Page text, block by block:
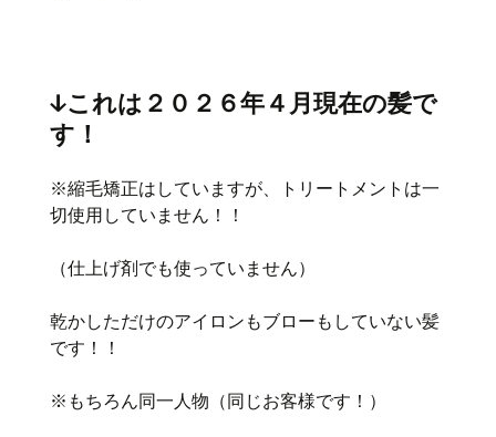
↓これは２０２６年４月現在の髪で
す！
※縮毛矯正はしていますが、トリートメントは一
切使用していません！！
（仕上げ剤でも使っていません）
乾かしただけのアイロンもブローもしていない髪
です！！
※もちろん同一人物（同じお客様です！）